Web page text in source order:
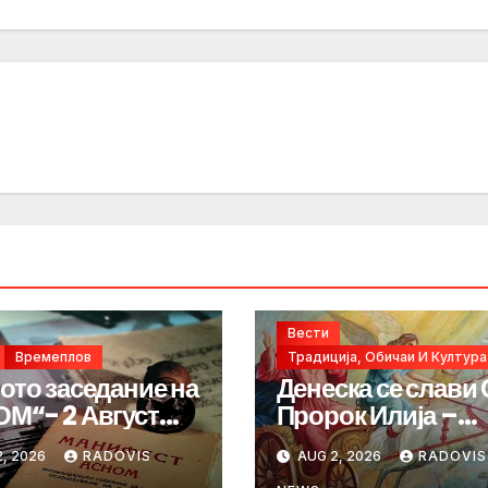
Времеплов
заседание на
2 Август
2026 RADOVIS
Вести
Традиција, Обичаи И Култура
Денеска се слави
Пророк Илија –
„ИЛИНДЕН“
AUG 2, 2026 RADOVIS